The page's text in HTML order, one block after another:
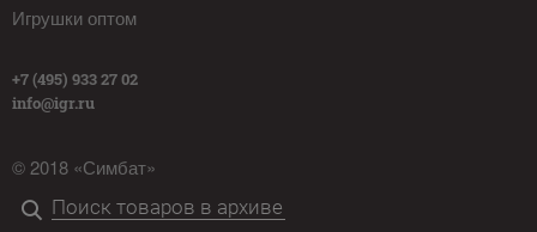
Игрушки оптом
+7 (495) 933 27 02
info@igr.ru
© 2018 «Симбат»